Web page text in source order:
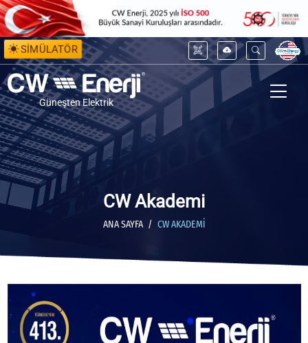
SİMÜLATÖR
Güneşten Elektrik
CW Akademi
ANA SAYFA CW AKADEMI